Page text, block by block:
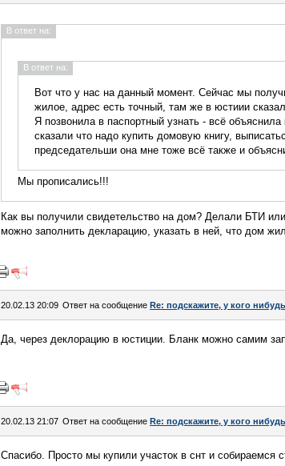
В ответ на:
В ответ на:
Вот что у нас на данный момент. Сейчас мы
жилое, адрес есть точный, там же в юстиии
Я позвонила в паспортный узнать - всё
сказали что надо купить домовую книгу,
председательши она мне тоже всё также и
Мы прописались!!!
Как вы получили свидетельство на дом? Делали БТИ
можно заполнить декларацию, указать в ней, что дом
20.02.13 20:09 Ответ на сообщение Re: подскажите, у кого
Да, через деклорацию в юстиции. Бланк можно самим
20.02.13 21:07 Ответ на сообщение Re: подскажите, у кого
Спасибо. Просто мы купили участок в снт и собираемся